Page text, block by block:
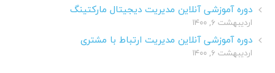
دوره آموزشی آنلاین مدیریت دیجیتال مارکتینگ
اردیبهشت ۶, ۱۴۰۰
دوره آموزشی آنلاین مدیریت ارتباط با مشتری
اردیبهشت ۶, ۱۴۰۰